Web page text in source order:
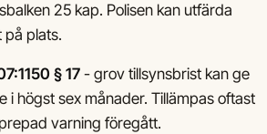
25 kap. Polisen kan utfärda
på plats.
§ 17 - grov tillsynsbrist kan ge
i högst sex månader. Tillämpas oftast
varning föregått.